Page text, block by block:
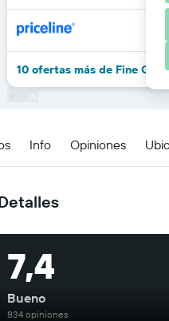
10 ofertas más de Fine
Info Opiniones
7,4
Bueno
834 opiniones